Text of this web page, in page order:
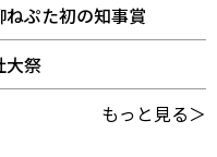
ぷた初の知事賞
大祭
もっと見る＞